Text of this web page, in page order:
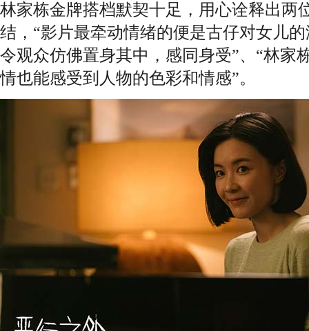
林家栋金牌搭档默契十足，用心诠释出两
结，“影片最牵动情绪的便是古仔对女儿
令观众仿佛置身其中，感同身受”、“林家
情也能感受到人物的色彩和情感”。